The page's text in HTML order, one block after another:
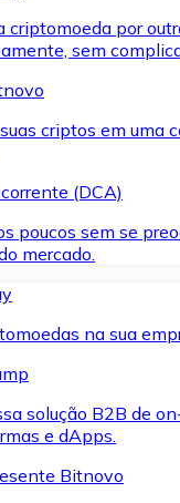
criptomoeda por
sem
criptos em uma
(DCA)
poucos sem se
mercado.
na sua
solução B2B de
e dApps.
Bitnovo